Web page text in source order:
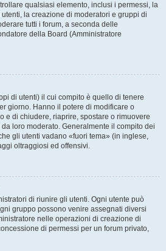
qualsiasi elemento, inclusi i permessi, la
la creazione di moderatori e gruppi di
tutti i forum, a seconda delle
della Board (Amministratore
di utenti) il cui compito è quello di tenere
giorno. Hanno il potere di modificare o
e di chiudere, riaprire, spostare o rimuovere
loro moderato. Generalmente il compito dei
gli utenti vadano «fuori tema» (in inglese,
oltraggiosi ed offensivi.
di riunire gli utenti. Ogni utente può
gruppo possono venire assegnati diversi
nelle operazioni di creazione di
di permessi per un forum privato,